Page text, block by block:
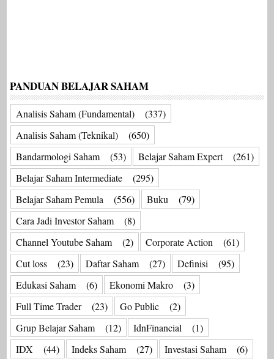
PANDUAN BELAJAR SAHAM
Analisis Saham (Fundamental)
(337)
Analisis Saham (Teknikal)
(650)
Bandarmologi Saham
(53) Belajar Saham Expert
(261)
Belajar Saham Intermediate
(295)
Belajar Saham Pemula
(556) Buku
(79)
Cara Jadi Investor Saham
(8)
Channel Youtube Saham
(2) Corporate Action
(61)
Cut loss
(23) Daftar Saham (27) Definisi
(95)
Edukasi Saham
(6) Ekonomi Makro
(3)
Full Time Trader
(23) Go Public
(2)
Grup Belajar Saham
(12) IdnFinancial
(1)
IDX
(44) Indeks Saham (27) Investasi Saham
(6)